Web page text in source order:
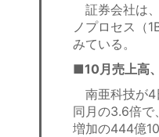
証券会社は
ノプロセス（
みている。
■10月売上高
南亜科技が4
同月の3.6倍で
増加の444億